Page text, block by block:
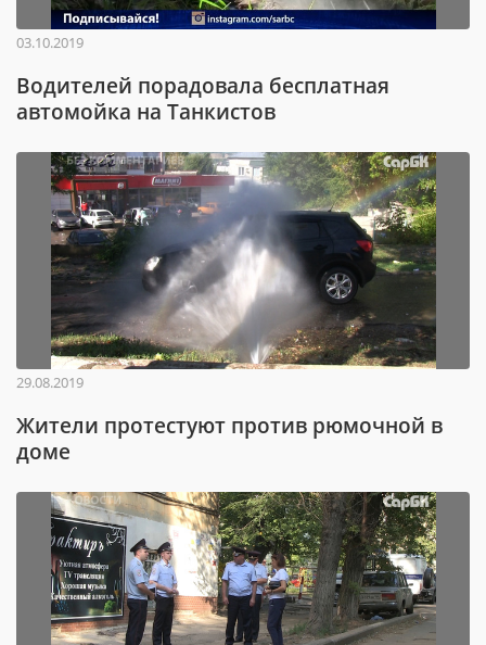
03.10.2019
Водителей порадовала бесплатная
автомойка на Танкистов
29.08.2019
Жители протестуют против рюмочной в
доме